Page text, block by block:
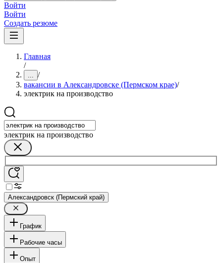
Войти
Войти
Создать резюме
Главная
/
... /
вакансии в Александровске (Пермском крае)/
электрик на производство
электрик на производство
Александровск (Пермский край)
График
Рабочие часы
Опыт